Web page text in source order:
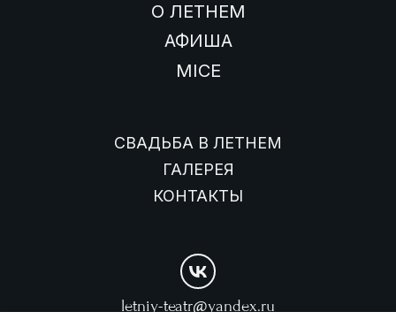
О ЛЕТНЕМ
АФИША
MICE
СВАДЬБА В ЛЕТНЕМ
ГАЛЕРЕЯ
КОНТАКТЫ
letniy-teatr@yandex.ru